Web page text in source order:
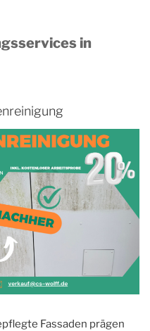
in
Fassaden prägen